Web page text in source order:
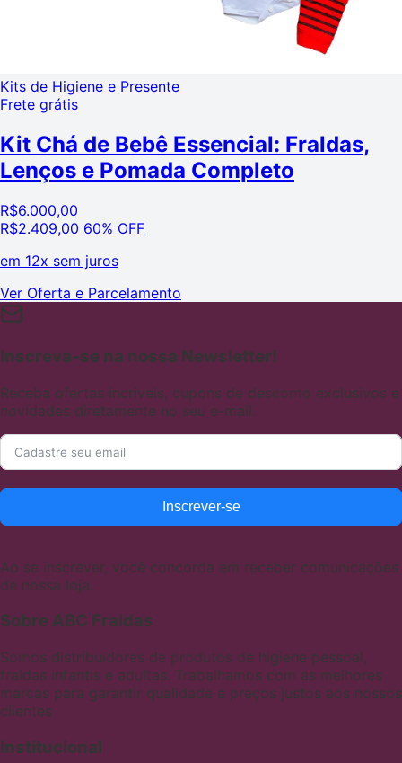
Kits de Higiene e Presente
Frete grátis
Kit Chá de Bebê Essencial: Fraldas,
Lenços e Pomada Completo
R$6.000,00
R$2.409,00 60% OFF
em 12x sem juros
Ver Oferta e Parcelamento
Inscreva-se na nossa Newsletter!
Receba ofertas incríveis, cupons de desconto exclusivos e
novidades diretamente no seu e-mail.
Inscrever-se
Ao se inscrever, você concorda em receber comunicações
de nossa loja.
Sobre ABC Fraldas
Somos distribuidores de produtos de higiene pessoal,
fraldas infantis e adultas. Trabalhamos com as melhores
marcas para garantir qualidade e preços justos aos nossos
clientes
Institucional